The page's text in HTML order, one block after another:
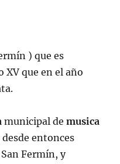
) que es
XV que en el año
municipal demusica
desde entonces
Fermín, y